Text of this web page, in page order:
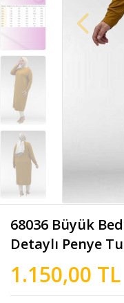
68036 Büyük
Detaylı Penye
1.150,00 TL